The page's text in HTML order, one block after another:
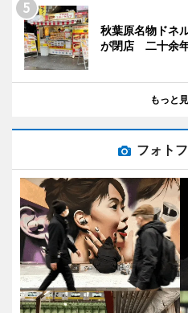
秋葉原名物ドネ
が閉店 二十余
もっと
フォト